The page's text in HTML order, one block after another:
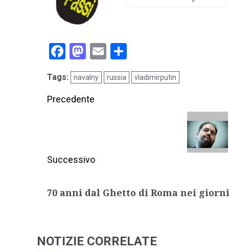
Facebook
Mastodon
Email
Tags: navalny russia vladimirputin
Precedente
Successivo
70 anni dal Ghetto di Roma nei
NOTIZIE CORRELATE